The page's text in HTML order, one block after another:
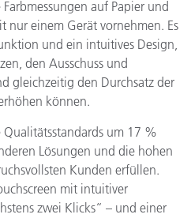
auf Papier und
nur einem Gerät vornehmen. Es
und ein intuitives Design,
den Ausschuss und
gleichzeitig den Durchsatz der
können.
um 17 %
Lösungen und die hohen
Kunden erfüllen.
mit intuitiver
zwei Klicks“ – und einer